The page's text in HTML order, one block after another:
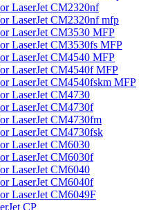
LaserJet CM2320nf
LaserJet CM2320nf mfp
LaserJet CM3530 MFP
LaserJet CM3530fs MFP
LaserJet CM4540 MFP
LaserJet CM4540f MFP
LaserJet CM4540fskm MFP
LaserJet CM4730
LaserJet CM4730f
LaserJet CM4730fm
LaserJet CM4730fsk
LaserJet CM6030
LaserJet CM6030f
LaserJet CM6040
LaserJet CM6040f
LaserJet CM6049F
CP